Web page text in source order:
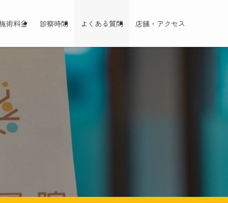
術料金 診察時間 よくある質問 店舗・アクセス